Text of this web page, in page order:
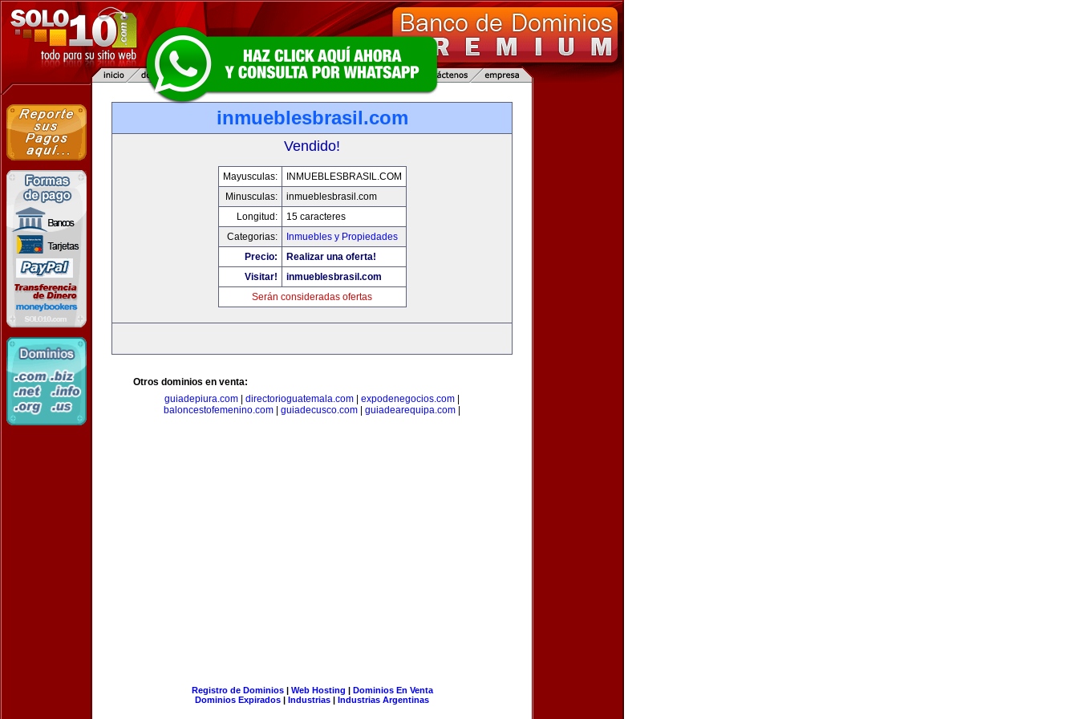
inmueblesbrasil.com
Vendido!
Mayusculas:
INMUEBLESBRASIL.COM
Minusculas:
inmueblesbrasil.com
Longitud:
15 caracteres
Categorias:
Inmuebles y Propiedades
Precio:
Realizar una oferta!
Visitar!
inmueblesbrasil.com
Serán consideradas ofertas
Otros dominios en venta:
guiadepiura.com
directorioguatemala.com expodenegocios.com
baloncestofemenino.com
guiadecusco.com guiadearequipa.com
Registro de Dominios| Web Hosting | Dominios En Venta
Dominios Expirados | Industrias | Industrias Argentinas